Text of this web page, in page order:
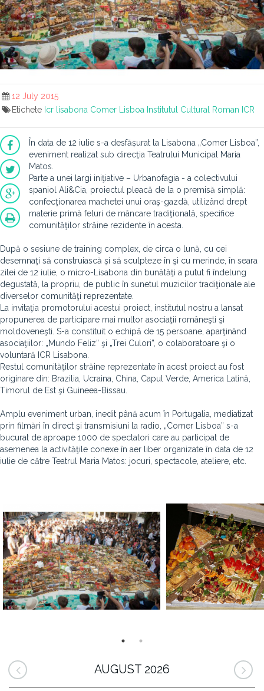
12 July 2015
Etichete Icr lisabona Comer Lisboa Institutul Cultural Roman ICR
În data de 12 iulie s-a desfășurat la Lisabona „Comer Lisboa”,
eveniment realizat sub direcţia Teatrului Municipal Maria
Matos.
Parte a unei largi iniţiative – Urbanofagia - a colectivului
spaniol Ali&Cia, proiectul pleacă de la o premisă simplă:
confecţionarea machetei unui oraş-gazdă, utilizând drept
materie primă feluri de mâncare tradiţională, specifice
comunităţilor străine rezidente în acesta.
După o sesiune de training complex, de circa o lună, cu cei
desemnaţi să construiască şi să sculpteze în şi cu merinde, în seara
zilei de 12 iulie, o micro-Lisabona din bunătăţi a putut fi îndelung
degustată, la propriu, de public în sunetul muzicilor tradiţionale ale
diverselor comunităţi reprezentate.
La invitaţia promotorului acestui proiect, institutul nostru a lansat
propunerea de participare mai multor asociaţii româneşti şi
moldoveneşti. S-a constituit o echipă de 15 persoane, aparţinând
asociaţiilor: „Mundo Feliz” şi „Trei Culori”, o colaboratoare şi o
voluntară ICR Lisabona.
Restul comunităţilor străine reprezentate în acest proiect au fost
originare din: Brazilia, Ucraina, China, Capul Verde, America Latină,
Timorul de Est şi Guineea-Bissau.
Amplu eveniment urban, inedit până acum în Portugalia, mediatizat
prin filmări în direct şi transmisiuni la radio, „Comer Lisboa” s-a
bucurat de aproape 1000 de spectatori care au participat de
asemenea la activităţile conexe în aer liber organizate în data de 12
iulie de către Teatrul Maria Matos: jocuri, spectacole, ateliere, etc.
AUGUST 2026